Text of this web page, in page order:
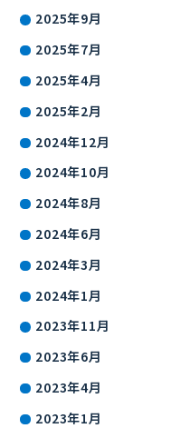
2025年9月
2025年7月
2025年4月
2025年2月
2024年12月
2024年10月
2024年8月
2024年6月
2024年3月
2024年1月
2023年11月
2023年6月
2023年4月
2023年1月